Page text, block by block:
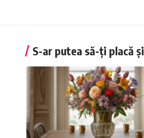
S-ar putea să-ți placă și